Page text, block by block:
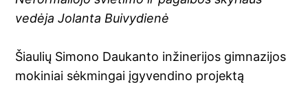
vedėja Jolanta Buivydienė
Šiaulių Simono Daukanto inžinerijos gimnazijos
mokiniai sėkmingai įgyvendino projektą